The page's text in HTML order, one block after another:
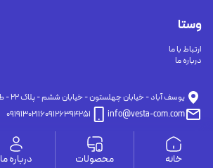
وستا
ارتباط با ما
درباره ما
يوسف آباد - خيابان چهلستون - خيابان ششم - پلاك ٢٢ - طبقه ٢ - واحد ٥
info@vesta-com.com
09126394251
09191302116
خانه محصولات درباره ما